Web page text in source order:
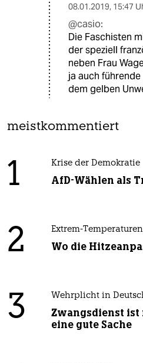
08.01.2019, 15:47
@casio:
Die Faschisten
der speziell
neben Frau
ja auch
dem gelben
meistkommentiert
1 Krise der Demokratie
AfD-Wählen als
2 Extrem-Temperaturen
Wo die
3 Wehrplicht in
Zwangsdienst
eine gute Sache